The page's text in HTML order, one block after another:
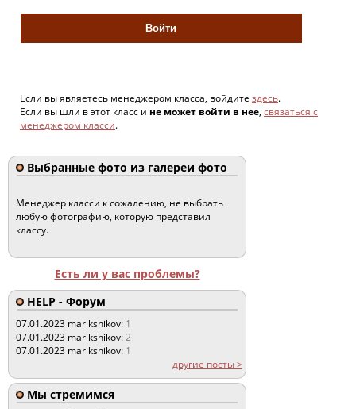
Если вы являетесь менеджером класса, войдите здесь.
Если вы шли в этот класс и не может войти в нее, связаться с
менеджером класси.
Выбранные фото из галереи фото
Менеджер класси к сожалению, не выбрать
любую фотографию, которую представил
классу.
Есть ли у вас проблемы?
HELP - Форум
07.01.2023 marikshikov: 1
07.01.2023 marikshikov:2
07.01.2023 marikshikov: 1
другие посты >
Мы стремимся